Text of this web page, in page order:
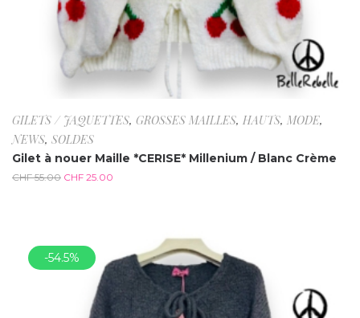
GILETS / JAQUETTES, GROSSES MAILLES, HAUTS, MODE,
NEWS, SOLDES
Gilet à nouer Maille *CERISE* Millenium / Blanc Crème
CHF55.00 CHF 25.00
-54.5%